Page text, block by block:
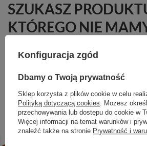
SZUKASZ
KTÓREGO NIE
naszym sklepie, możesz skorzystać ze
zalogowany.
Konfiguracja zgód
Dbamy o Twoją prywatność
Sklep korzysta z plików cookie w celu
Polityką dotyczącą cookies . Możesz
przechowywania lub dostępu do cookie w
Więcej informacji na temat warunków i
znaleźć także na stronie Prywatność i